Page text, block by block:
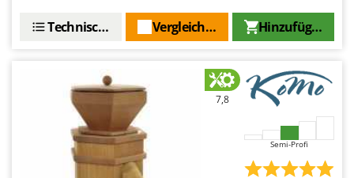
Hinzufügen
Vergleichen Sie
Technische Daten
7,8
Semi-Profi